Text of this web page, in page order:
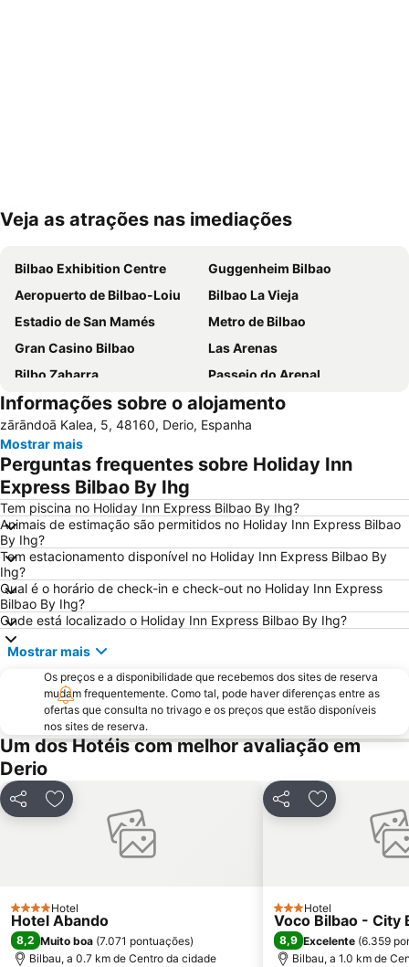
Ampliar mapa
Veja as atrações nas imediações
Bilbao Exhibition Centre
Guggenheim Bilbao
Aeropuerto de Bilbao-Loiu
Bilbao La Vieja
Estadio de San Mamés
Metro de Bilbao
Gran Casino Bilbao
Las Arenas
Bilbo Zaharra
Passeio do Arenal
Altamira
Bilbao BBK Live
San Juan de Gaztelugatxe
Abando Indalecio Prieto Geltokia
A los hermanos Tonetti
Zorroza
Zubiarte
Vitoria Airport
Ibarrekolanda
Termibus
Megapark
Iglesia de la Sagrada Familia
Uríbarri
Abandoko Done Bikendi Martiriaren eliza
Tranvía
Plaza Nueva
Teatro Arriaga
Catedral de Santiago
La Arena
Puebla Vieja de Castro Urdiales
Matico-Ciudad Jardín
Albia Gardens
Museu de Belas Artes
Parque Europa
Parque Dona Casilda
Arangoiti
Plaza de Toros Vista Alegre
Avenida Basagoiti
El Berrón
Informações sobre o alojamento
zārāndoā Kalea, 5, 48160, Derio, Espanha
Mostrar mais
Perguntas frequentes sobre Holiday Inn
Express Bilbao By Ihg
Tem piscina no Holiday Inn Express Bilbao By Ihg?
Animais de estimação são permitidos no Holiday Inn Express Bilbao
By Ihg?
Tem estacionamento disponível no Holiday Inn Express Bilbao By
Ihg?
Qual é o horário de check-in e check-out no Holiday Inn Express
Bilbao By Ihg?
Onde está localizado o Holiday Inn Express Bilbao By Ihg?
Mostrar mais
Os preços e a disponibilidade que recebemos dos sites de reserva
mudam frequentemente. Como tal, pode haver diferenças entre as
ofertas que consulta no trivago e os preços que estão disponíveis
nos sites de reserva.
Um dos Hotéis com melhor avaliação em
Derio
PartilharAdicionar aos favoritos
4 Estrelas
Hotel
Hotel Abando
8,2 Muito boa (7.071 pontuações)
Bilbau, a 0.7 km de Centro da cidade
PartilharAdicionar
3 Estrelas
Hotel
Voco Bilbao - City
8,9 Excelente (6.359
Bilbau, a 1.0 km de